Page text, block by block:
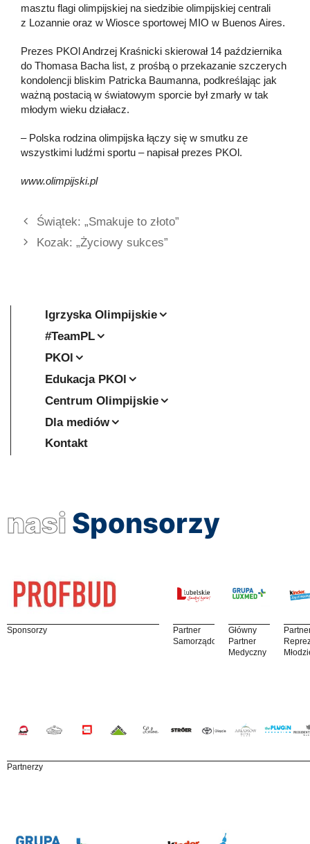
masztu flagi olimpijskiej na siedzibie olimpijskiej centrali
z Lozannie oraz w Wiosce sportowej MIO w Buenos Aires.
Prezes PKOl Andrzej Kraśnicki skierował 14 października
do Thomasa Bacha list, z prośbą o przekazanie szczerych
kondolencji bliskim Patricka Baumanna, podkreślając jak
ważną postacią w światowym sporcie był zmarły w tak
młodym wieku działacz.
– Polska rodzina olimpijska łączy się w smutku ze
wszystkimi ludźmi sportu – napisał prezes PKOl.
www.olimpijski.pl
Świątek: „Smakuje to złoto”
Kozak: „Życiowy sukces”
Igrzyska Olimpijskie
#TeamPL
PKOl
Edukacja PKOl
Centrum Olimpijskie
Dla mediów
Kontakt
nasi Sponsorzy
Sponsorzy
Partner
Samorządowy
Główny
Partner
Medyczny
Partnerzy